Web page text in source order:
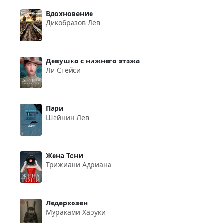
Вдохновение
Дикобразов Лев
Девушка с нижнего этажа
Ли Стейси
Пари
Шейнин Лев
Жена Тони
Трижиани Адриана
Ледерхозен
Мураками Харуки